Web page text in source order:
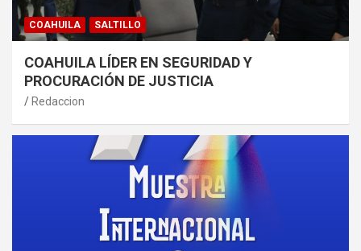
COAHUILA SALTILLO
COAHUILA LÍDER EN SEGURIDAD Y
PROCURACIÓN DE JUSTICIA
Redaccion